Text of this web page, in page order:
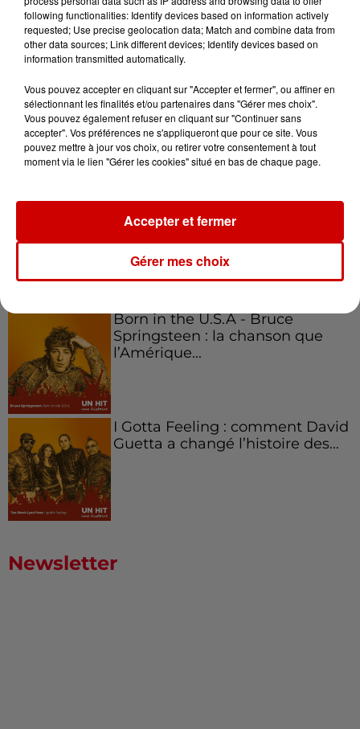
Podcasts
Kelly Massol, figure
emblématique de
l'entrepreneuriat féminin
Canada et accueillir les bleus à
Boston,...
Born in the U.S.A - Bruce
Springsteen : la chanson que
l’Amérique...
I Gotta Feeling : comment David
Guetta a changé l’histoire des...
Newsletter
following functionalities: Identify devices based on information actively
requested; Use precise geolocation data; Match and combine data from
other data sources; Link different devices; Identify devices based on
information transmitted automatically.
Vous pouvez accepter en cliquant sur "Accepter et fermer", ou affiner en
sélectionnant les finalités et/ou partenaires dans "Gérer mes choix".
Vous pouvez également refuser en cliquant sur "Continuer sans
accepter". Vos préférences ne s'appliqueront que pour ce site. Vous
pouvez mettre à jour vos choix, ou retirer votre consentement à tout
moment via le lien "Gérer les cookies" situé en bas de chaque page.
Gérer mes choix
Accepter et fermer